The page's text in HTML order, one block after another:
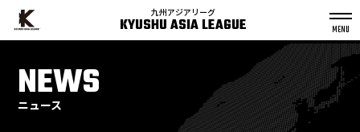
九州アジアリーグ
KYUSHU ASIA LEAGUE
NEWS
ニュース